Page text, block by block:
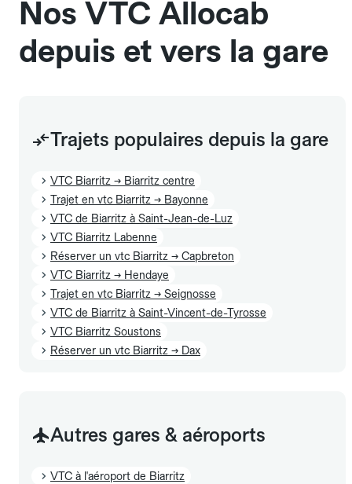
Nos VTC Allocab
depuis et vers la gare
Trajets populaires depuis la gare
VTC Biarritz → Biarritz centre
Trajet en vtc Biarritz → Bayonne
VTC de Biarritz à Saint-Jean-de-Luz
VTC Biarritz Labenne
Réserver un vtc Biarritz → Capbreton
VTC Biarritz → Hendaye
Trajet en vtc Biarritz → Seignosse
VTC de Biarritz à Saint-Vincent-de-Tyrosse
VTC Biarritz Soustons
Réserver un vtc Biarritz → Dax
Autres gares & aéroports
VTC à l'aéroport de Biarritz